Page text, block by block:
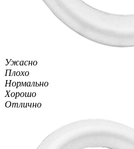
Ужасно
Плохо
Нормально
Хорошо
Отлично